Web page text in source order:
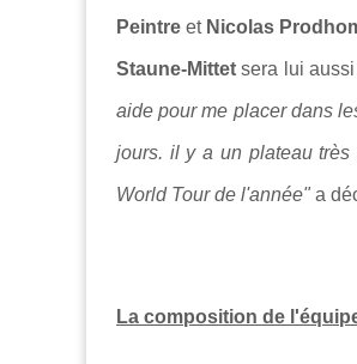
Peintre et Nicolas
Staune-Mittet sera lui
aide pour me placer dans
jours. il y a un plateau très
World Tour de l'année" a
La composition de